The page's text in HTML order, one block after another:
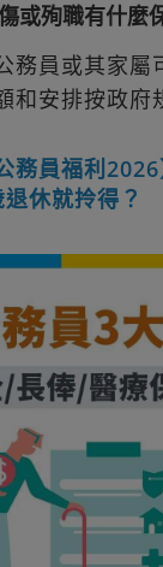
或殉職有什麼
務員或其家屬
和安排按政府
務員福利
休就拎得？